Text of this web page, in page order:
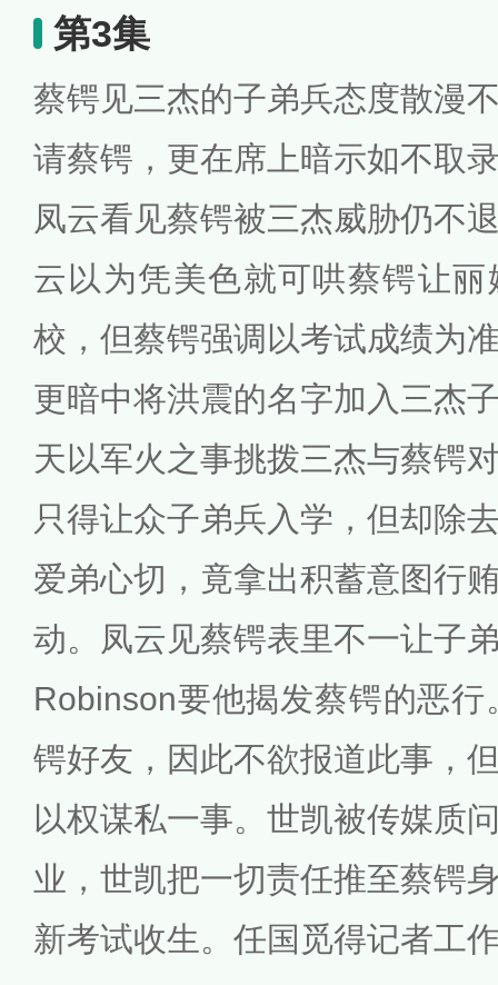
第3集
蔡锷见三杰的子弟兵态度散漫
请蔡锷，更在席上暗示如不取
凤云看见蔡锷被三杰威胁仍不
云以为凭美色就可哄蔡锷让
校，但蔡锷强调以考试成绩为
更暗中将洪震的名字加入三
天以军火之事挑拨三杰与蔡锷
只得让众子弟兵入学，但却除
爱弟心切，竟拿出积蓄意图行
动。凤云见蔡锷表里不一让子
Robinson要他揭发蔡锷的恶
锷好友，因此不欲报道此事，
以权谋私一事。世凯被传媒质
业，世凯把一切责任推至蔡锷
新考试收生。任国觅得记者